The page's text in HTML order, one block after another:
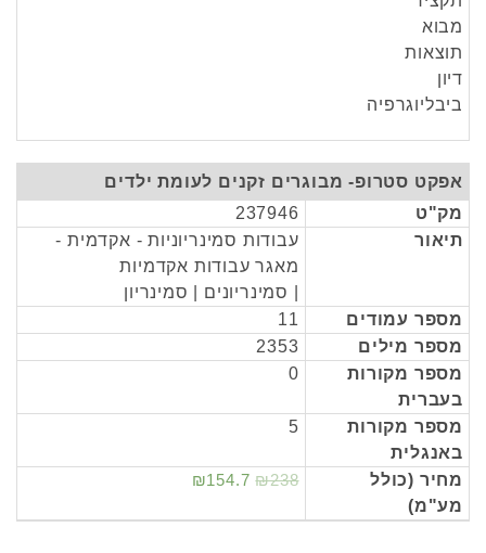
מבוא
תוצאות
דיון
ביבליוגרפיה
אפקט סטרופ- מבוגרים זקנים לעומת ילדים
מק"ט
237946
תיאור
עבודות סמינריוניות - אקדמית -
מאגר עבודות אקדמיות
| סמינריונים | סמינריון
מספר עמודים
11
מספר מילים
2353
מספר מקורות
בעברית
0
מספר מקורות
באנגלית
5
מחיר (כולל
מע"מ)
₪154.7 ₪238